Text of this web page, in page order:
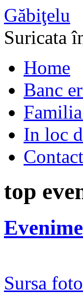
Găbiţelu
Suricata
Home
Banc
In loc
Contact
top
Sursa foto